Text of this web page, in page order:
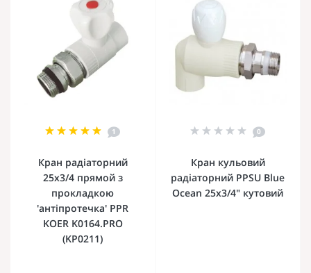
1
Кран радіаторний
25x3/4 прямой з
прокладкою
'антіпротечка' PPR
KOER K0164.PRO
(KP0211)
0
Кран кульовий
радіаторний PPSU Blue
Ocean 25х3/4" кутовий